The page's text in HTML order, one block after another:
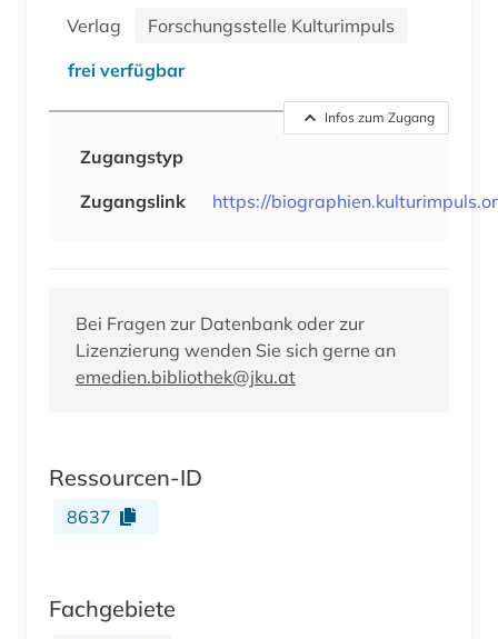
Verlag
Forschungsstelle Kulturimpuls
frei verfügbar
Infos zum Zugang
Zugangstyp
Zugangslink
https://
Bei Fragen zur Datenbank oder zur
Lizenzierung wenden Sie sich gerne an
emedien.bibliothek@jku.at
Ressourcen-ID
8637
Fachgebiete